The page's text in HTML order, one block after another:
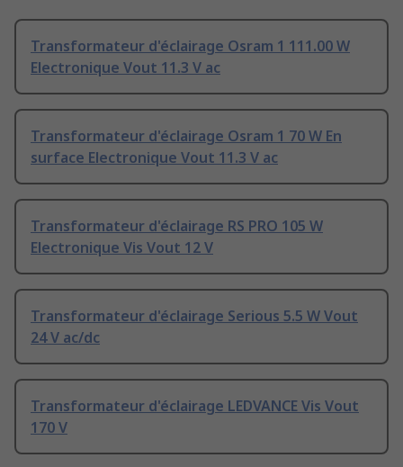
Transformateur d'éclairage Osram 1 111.00 W
Electronique Vout 11.3 V ac
Transformateur d'éclairage Osram 1 70 W En
surface Electronique Vout 11.3 V ac
Transformateur d'éclairage RS PRO 105 W
Electronique Vis Vout 12 V
Transformateur d'éclairage Serious 5.5 W Vout
24 V ac/dc
Transformateur d'éclairage LEDVANCE Vis Vout
170 V